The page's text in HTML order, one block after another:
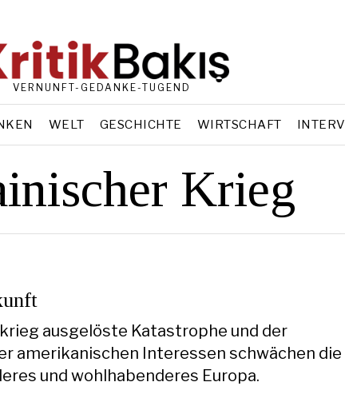
VERNUNFT-GEDANKE-TUGEND
WELT GESCHICHTE WIRTSCHAFT
Krieg
ausgelöste Katastrophe und der
amerikanischen Interessen schwächen die
und wohlhabenderes Europa.